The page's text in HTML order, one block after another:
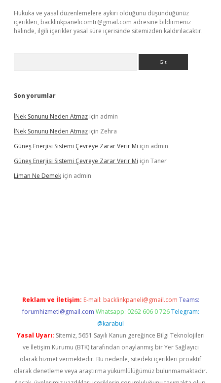
Hukuka ve yasal düzenlemelere aykırı olduğunu düşündüğünüz
içerikleri, backlinkpanelicomtr@gmail.com adresine bildirmeniz
halinde, ilgili içerikler yasal süre içerisinde sitemizden kaldırılacaktır.
Son yorumlar
İNek Sonunu Neden Atmaz için admin
İNek Sonunu Neden Atmaz için Zehra
Güneş Enerjisi Sistemi Çevreye Zarar Verir Mi için admin
Güneş Enerjisi Sistemi Çevreye Zarar Verir Mi için Taner
Liman Ne Demek için admin
Reklam ve İletişim: E-mail: backlinkpaneli@gmail.com Teams:
forumhizmeti@gmail.com Whatsapp: 0262 606 0 726 Telegram:
@karabul
Yasal Uyarı: Sitemiz, 5651 Sayılı Kanun gereğince Bilgi Teknolojileri
ve İletişim Kurumu (BTK) tarafından onaylanmış bir Yer Sağlayıcı
olarak hizmet vermektedir. Bu nedenle, sitedeki içerikleri proaktif
olarak denetleme veya araştırma yükümlülüğümüz bulunmamaktadır.